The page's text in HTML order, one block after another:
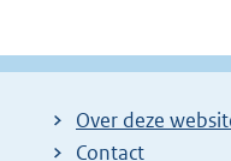
Over deze
Contact